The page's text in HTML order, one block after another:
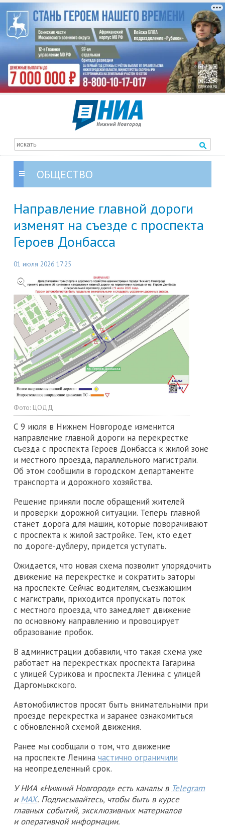
ОБЩЕСТВО
Направление главной дороги
изменят на съезде с проспекта
Героев Донбасса
01 июля 2026 17:25
Фото: ЦОДД
С 9 июля в Нижнем Новгороде изменится
направление главной дороги на перекрестке
съезда с проспекта Героев Донбасса к жилой зоне
и местного проезда, параллельного магистрали.
Об этом сообщили в городском департаменте
транспорта и дорожного хозяйства.
Решение приняли после обращений жителей
и проверки дорожной ситуации. Теперь главной
станет дорога для машин, которые поворачивают
с проспекта к жилой застройке. Тем, кто едет
по дороге-дублеру, придется уступать.
Ожидается, что новая схема позволит упорядочить
движение на перекрестке и сократить заторы
на проспекте. Сейчас водителям, съезжающим
с магистрали, приходится пропускать поток
с местного проезда, что замедляет движение
по основному направлению и провоцирует
образование пробок.
В администрации добавили, что такая схема уже
работает на перекрестках проспекта Гагарина
с улицей Сурикова и проспекта Ленина с улицей
Даргомыжского.
Автомобилистов просят быть внимательными при
проезде перекрестка и заранее ознакомиться
с обновленной схемой движения.
Ранее мы сообщали о том, что движение
на проспекте Ленина частично ограничили
на неопределенный срок.
У НИА «Нижний Новгород» есть каналы в Telegram
и MAX. Подписывайтесь, чтобы быть в курсе
главных событий, эксклюзивных материалов
и оперативной информации.